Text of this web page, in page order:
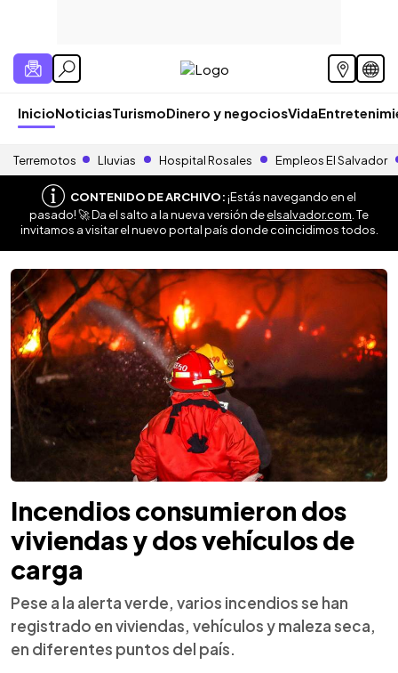
InicioNoticiasTurismoDinero y negociosVida
Terremotos Lluvias Hospital Rosales Empleos El Salvador
CONTENIDO DE ARCHIVO:¡Estás navegando en el
pasado! 🚀 Da el salto a la nueva versión deelsalvador.com . Te
invitamos a visitar el nuevo portal país donde coincidimos todos.
Incendios consumieron dos
viviendas y dos vehículos de
carga
Pese a la alerta verde, varios incendios se han
registrado en viviendas, vehículos y maleza seca,
en diferentes puntos del país.